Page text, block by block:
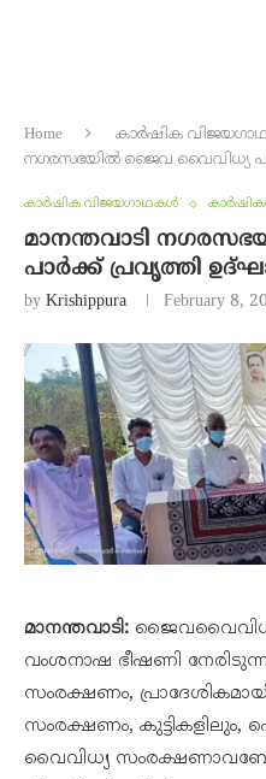
Home കാർഷിക
നഗരസഭയിൽ ജൈവ വൈവിധ്യ
കാർഷിക വിജയഗാഥകൾ
മാനന്തവാടി
പാർക്ക് പ്രവൃത്തി
by Krishippura February 8,
മാനന്തവാടി:
വംശനാഷ ഭീഷണി
സംരക്ഷണം,
സംരക്ഷണം,
വൈവിധ്യ